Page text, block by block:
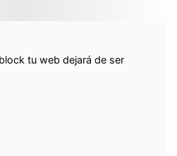
tu web dejará de ser